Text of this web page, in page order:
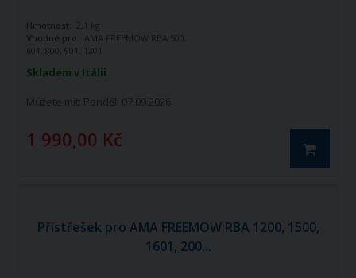
Skladem v Itálii
Můžete mít: Pondělí 07.09.2026
1 990,00 Kč
Hmotnost:
2,1 kg
Vhodné pro: AMA FREEMOW RBA 500,
601, 800, 901, 1201
Přístřešek pro AMA FREEMOW RBA 1200, 1500,
1601, 200...